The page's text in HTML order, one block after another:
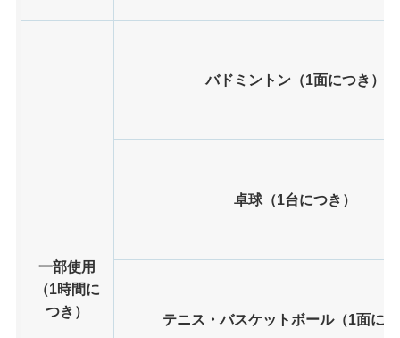
一部使用
（1時間に
つき）
バドミントン（1面につき）
卓球（1台につき）
テニス・バスケットボール（1面に